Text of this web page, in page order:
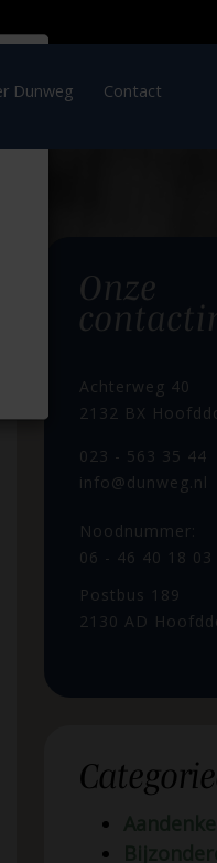
Over Dunweg
Onze
Achterweg 40
2132 BX
023 - 563 35 44
info@dunweg.nl
Noodnummer:
06 - 46 40 18 03
Postbus 189
2130 AD
×
uur per dag.